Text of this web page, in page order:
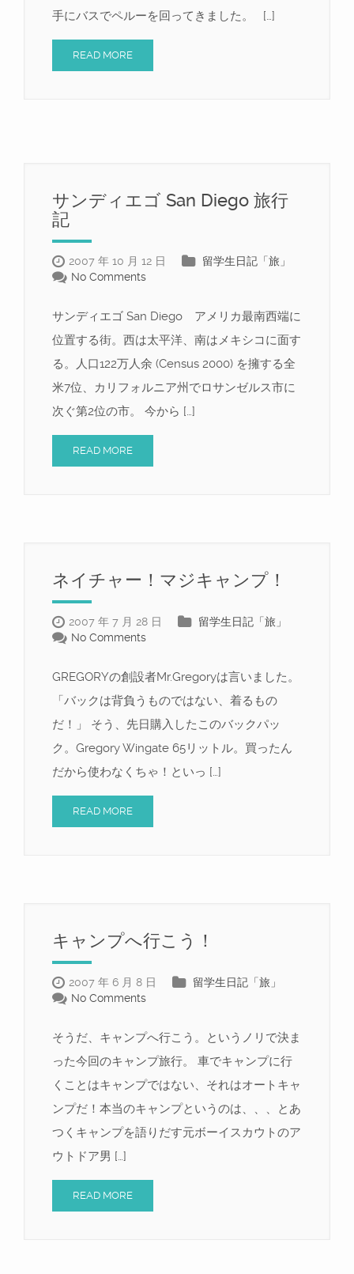
手にバスでペルーを回ってきました。 […]
READ MORE
サンディエゴ San Diego 旅行
記
2007 年 10 月 12 日
留学生日記「旅」
No Comments
サンディエゴ San Diego アメリカ最南西端に
位置する街。西は太平洋、南はメキシコに面す
る。人口122万人余 (Census 2000) を擁する全
米7位、カリフォルニア州でロサンゼルス市に
次ぐ第2位の市。 今から […]
READ MORE
ネイチャー！マジキャンプ！
2007 年 7 月 28 日
留学生日記「旅」
No Comments
GREGORYの創設者Mr.Gregoryは言いました。
「バックは背負うものではない、着るもの
だ！」 そう、先日購入したこのバックパッ
ク。Gregory Wingate 65リットル。買ったん
だから使わなくちゃ！といっ […]
READ MORE
キャンプへ行こう！
2007 年 6 月 8 日
留学生日記「旅」
No Comments
そうだ、キャンプへ行こう。というノリで決ま
った今回のキャンプ旅行。 車でキャンプに行
くことはキャンプではない、それはオートキャ
ンプだ！本当のキャンプというのは、、、とあ
つくキャンプを語りだす元ボーイスカウトのア
ウトドア男 […]
READ MORE